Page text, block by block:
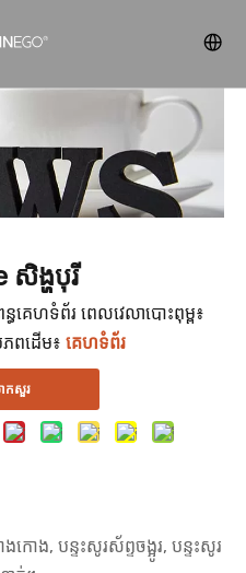
សិង្ហបុរី
ធគេហទំព័រ ពេលវេលាបោះពុម្ព៖
ពដើម៖ គេហទំព័រ
កសួរ
ោង, បន្ទះសូរស័ព្ទចង្អូរ, បន្ទះសូរ